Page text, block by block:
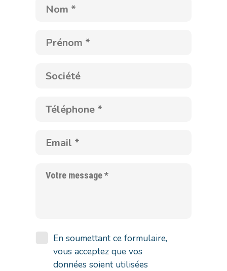
En soumettant ce formulaire,
vous acceptez que vos
données soient utilisées